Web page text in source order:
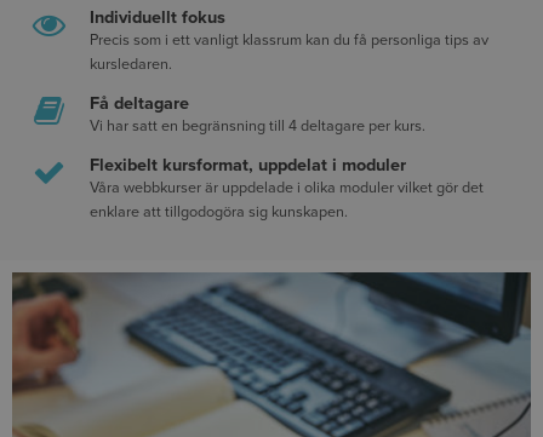
Individuellt fokus
Precis som i ett vanligt klassrum kan du få personliga tips av
kursledaren.
Få deltagare
Vi har satt en begränsning till 4 deltagare per kurs.
Flexibelt kursformat, uppdelat i moduler
Våra webbkurser är uppdelade i olika moduler vilket gör det
enklare att tillgodogöra sig kunskapen.